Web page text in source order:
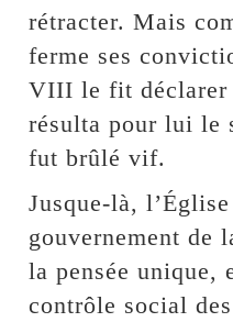
rétracter. Mais
ferme ses
VIII le fit déclarer
résulta pour lui le
fut brûlé vif.
Jusque-là,
gouvernement de
la pensée unique,
contrôle social